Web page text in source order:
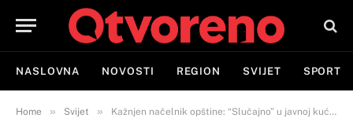
NASLOVNA NOVOSTI REGION SVIJET SPORT
Home » Svijet » Kažnjen načelnik opštine: “Slučajno” u javnoj kući potrošio novac iz budžeta